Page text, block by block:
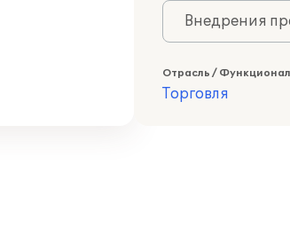
Внедрения
Отрасль /
Торговля